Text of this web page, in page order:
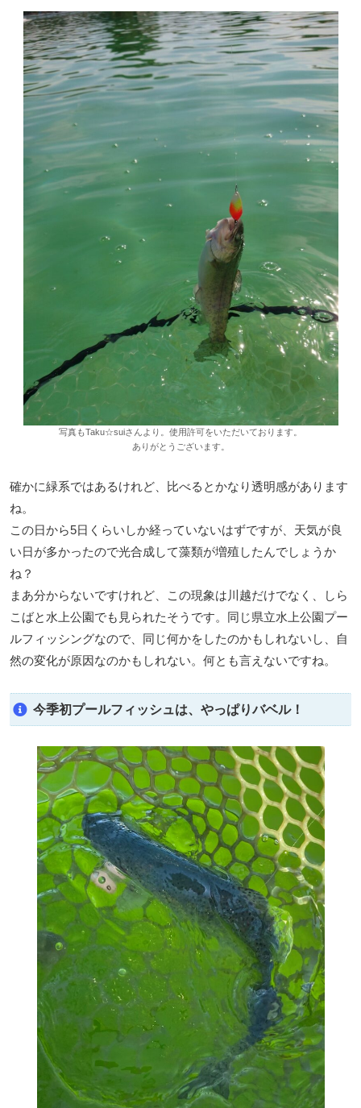
写真もTaku☆suiさんより。使用許可をいただいております。
ありがとうございます。
確かに緑系ではあるけれど、比べるとかなり透明感があります
ね。
この日から5日くらいしか経っていないはずですが、天気が良
い日が多かったので光合成して藻類が増殖したんでしょうか
ね？
まあ分からないですけれど、この現象は川越だけでなく、しら
こばと水上公園でも見られたそうです。同じ県立水上公園プー
ルフィッシングなので、同じ何かをしたのかもしれないし、自
然の変化が原因なのかもしれない。何とも言えないですね。
今季初プールフィッシュは、やっぱりバベル！